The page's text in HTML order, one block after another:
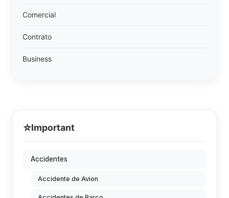
Comercial
Contrato
Business
⭐Important
Accidentes
Accidente de Avion